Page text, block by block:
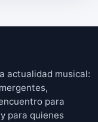
actualidad musical:
para
para quienes